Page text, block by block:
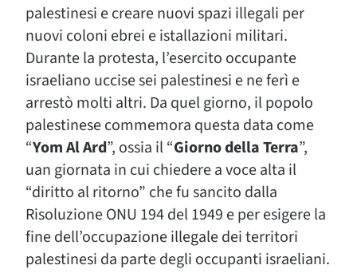
palestinesi e creare nuovi spazi illegali per
nuovi coloni ebrei e istallazioni militari.
Durante la protesta, l’esercito occupante
israeliano uccise sei palestinesi e ne ferì e
arrestò molti altri. Da quel giorno, il popolo
palestinese commemora questa data come
“Yom Al Ard”, ossia il “Giorno della Terra”,
uan giornata in cui chiedere a voce alta il
“diritto al ritorno” che fu sancito dalla
Risoluzione ONU 194 del 1949 e per esigere la
fine dell’occupazione illegale dei territori
palestinesi da parte degli occupanti israeliani.